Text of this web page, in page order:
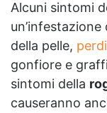
Alcuni sintomi
della pelle,
gonfiore e
sintomi della
causeranno